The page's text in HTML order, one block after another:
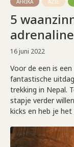
AFRIKA AZIË
5
16 juni 2022
Voor de een is
fantastische
trekking in Nepal.
stapje verder
kicks en heb je